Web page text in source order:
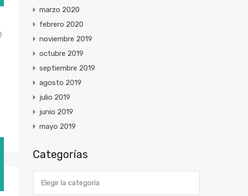
marzo 2020
febrero 2020
noviembre 2019
octubre 2019
septiembre 2019
agosto 2019
julio 2019
junio 2019
mayo 2019
Categorías